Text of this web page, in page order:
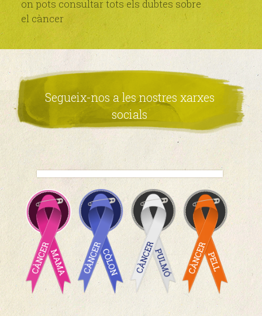
on pots consultar tots els dubtes sobre
el càncer
Segueix-nos a les nostres xarxes
socials